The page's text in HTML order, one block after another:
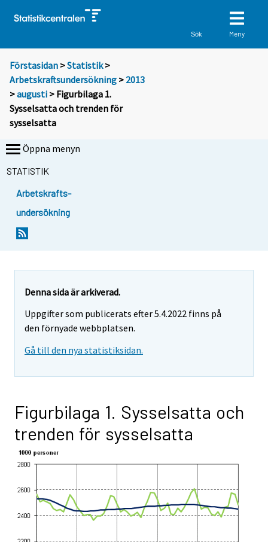
Sök Meny
Förstasidan >Statistik >
Arbetskraftsundersökning > 2013
>augusti > Figurbilaga 1.
Sysselsatta och trenden för
sysselsatta
Öppna menyn
STATISTIK
Arbetskrafts-
undersökning
Denna sida är arkiverad.
Uppgifter som publicerats efter 5.4.2022 finns på
den förnyade webbplatsen.
Gå till den nya statistiksidan.
Figurbilaga 1. Sysselsatta och
trenden för sysselsatta